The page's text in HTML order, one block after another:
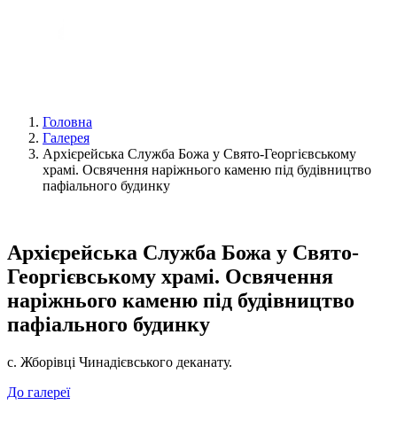
Головна
Галерея
Архієрейська Служба Божа у Свято-Георгієвському
храмі. Освячення наріжнього каменю під будівництво
пафіального будинку
Архієрейська Служба Божа у Свято-
Георгієвському храмі. Освячення
наріжнього каменю під будівництво
пафіального будинку
с. Жборівці Чинадієвського деканату.
До галереї